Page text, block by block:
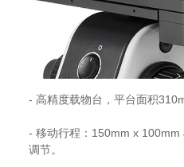
- 高精度载物台，平台面积
- 移动行程：150mm x 100mm
调节。